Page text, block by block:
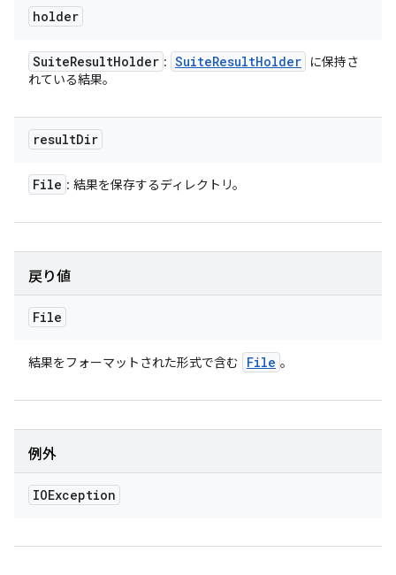
holder
SuiteResultHolder : SuiteResultHolder
に保持さ
れている結果。
resultDir
File : 結果を保存するディレクトリ。
戻り値
File
結果をフォーマットされた形式で含む File 。
例外
IOException